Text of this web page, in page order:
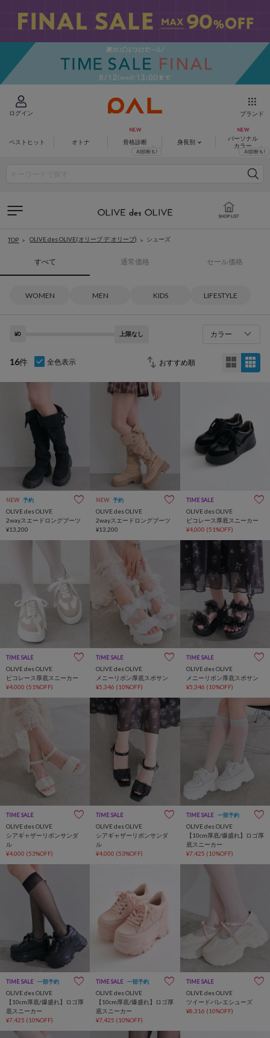
ログイン ブランド
ベストヒット オトナ 骨格診断 身長別
パーソナル
カラー
TOP OLIVE des OLIVE(オリーブ デ オリーブ) シューズ
すべて 通常価格 セール価格
WOMEN MEN KIDS LIFESTYLE
¥0 上限なし カラー
16件 全色表示
NEW 予約
OLIVE des OLIVE
2wayスエードロングブーツ
¥13,200
NEW 予約
OLIVE des OLIVE
2wayスエードロングブーツ
¥13,200
TIME SALE
OLIVE des OLIVE
ピコレース厚底スニーカー
¥4,000 (51%OFF)
TIME SALE
OLIVE des OLIVE
ピコレース厚底スニーカー
¥4,000 (51%OFF)
TIME SALE
OLIVE des OLIVE
メニーリボン厚底スポサン
¥5,346 (10%OFF)
TIME SALE
OLIVE des OLIVE
メニーリボン厚底スポサン
¥5,346 (10%OFF)
TIME SALE
OLIVE des OLIVE
シアギャザーリボンサンダ
ル
¥4,000 (53%OFF)
TIME SALE
OLIVE des OLIVE
シアギャザーリボンサンダ
ル
¥4,000 (53%OFF)
TIME SALE 一部予約
OLIVE des OLIVE
【10cm厚底/爆盛れ】ロゴ厚
底スニーカー
¥7,425 (10%OFF)
TIME SALE 一部予約
OLIVE des OLIVE
【10cm厚底/爆盛れ】ロゴ厚
底スニーカー
¥7,425 (10%OFF)
TIME SALE 一部予約
OLIVE des OLIVE
【10cm厚底/爆盛れ】ロゴ厚
底スニーカー
¥7,425 (10%OFF)
TIME SALE
OLIVE des OLIVE
ツイードバレエシューズ
¥8,316 (10%OFF)